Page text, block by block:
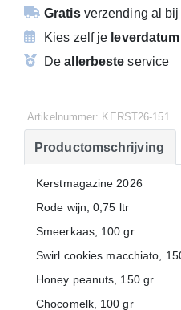
Gratisverzending al bij
Kies zelf je leverdatum
Deallerbeste service
Artikelnummer: KERST26-151
Productomschrijving
Kerstmagazine 2026
Rode wijn, 0,75 ltr
Smeerkaas, 100 gr
Swirl cookies macchiato,
Honey peanuts, 150 gr
Chocomelk, 100 gr